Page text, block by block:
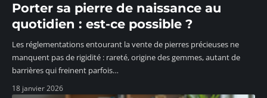
Porter sa pierre de naissance au
quotidien : est-ce possible ?
Les réglementations entourant la vente de pierres précieuses ne
manquent pas de rigidité : rareté, origine des gemmes, autant de
barrières qui freinent parfois…
18 janvier 2026